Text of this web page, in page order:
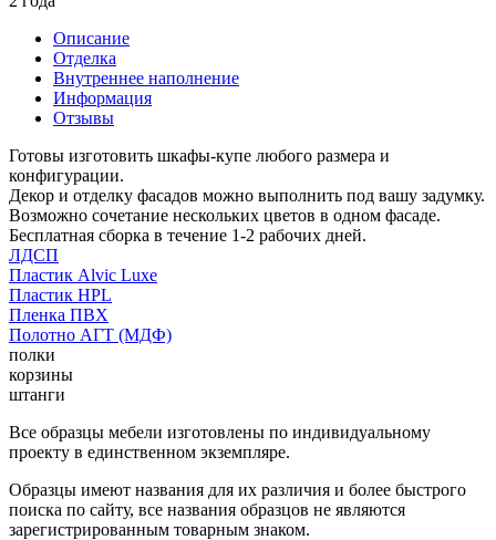
Описание
Отделка
Внутреннее наполнение
Информация
Отзывы
Готовы изготовить шкафы-купе любого размера и
конфигурации.
Декор и отделку фасадов можно выполнить под вашу задумку.
Возможно сочетание нескольких цветов в одном фасаде.
Бесплатная сборка в течение 1-2 рабочих дней.
ЛДСП
Пластик Alvic Luxe
Пластик HPL
Пленка ПВХ
Полотно АГТ (МДФ)
полки
корзины
штанги
Все образцы мебели изготовлены по индивидуальному
проекту в единственном экземпляре.
Образцы имеют названия для их различия и более быстрого
поиска по сайту, все названия образцов не являются
зарегистрированным товарным знаком.